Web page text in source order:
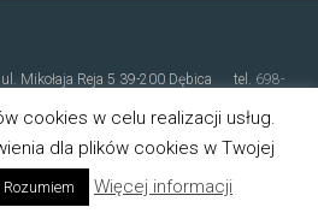
Mikołaja Reja 5 39-200 Dębica tel. 698-
cookies w celu realizacji usług.
dla plików cookies w Twojej
Rozumiem Więcej informacji